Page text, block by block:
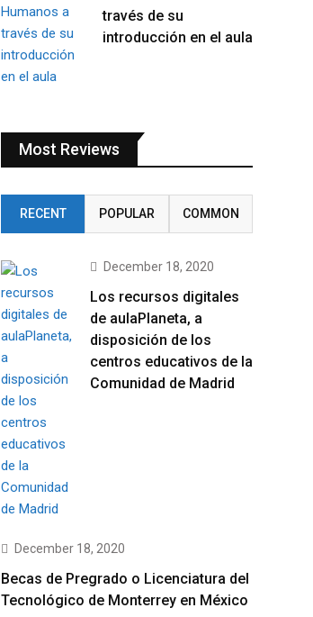
través de su
introducción en el aula
Most Reviews
RECENT POPULAR COMMON
December 18, 2020
Los recursos digitales
de aulaPlaneta, a
disposición de los
centros educativos de la
Comunidad de Madrid
December 18, 2020
Becas de Pregrado o Licenciatura del
Tecnológico de Monterrey en México